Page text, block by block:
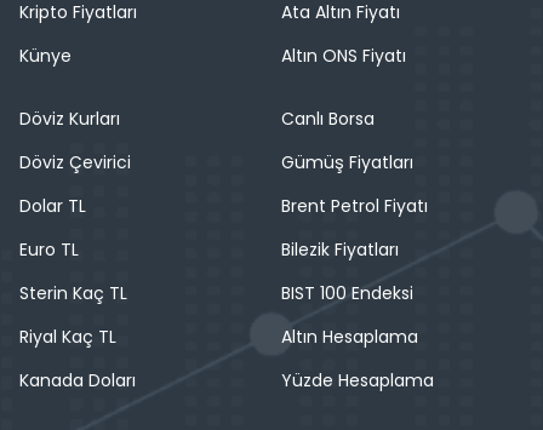
Kripto Fiyatları
Künye
Ata Altın Fiyatı
Altın ONS Fiyatı
Döviz Kurları
Döviz Çevirici
Dolar TL
Euro TL
Sterin Kaç TL
Riyal Kaç TL
Kanada Doları
Canlı Borsa
Gümüş Fiyatları
Brent Petrol Fiyatı
Bilezik Fiyatları
BIST 100 Endeksi
Altın Hesaplama
Yüzde Hesaplama